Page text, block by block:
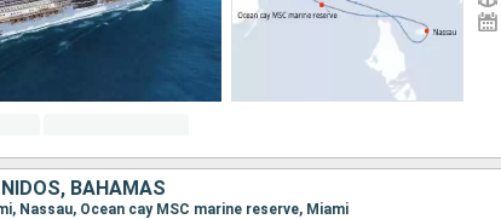
BAHAMAS
Nassau, Ocean cay MSC marine reserve, Miami